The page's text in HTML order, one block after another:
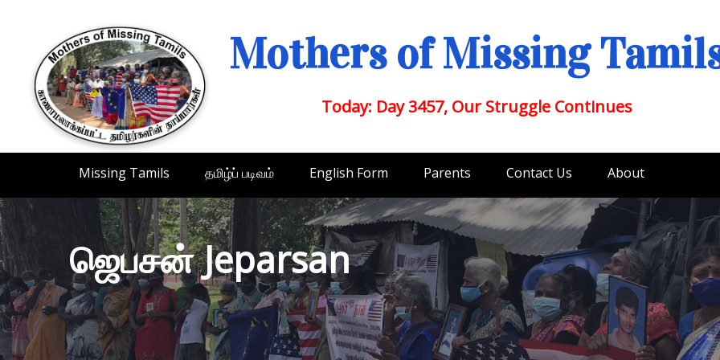
Mothers of Missing
Today: Day 3457, Our Struggle Continues
Missing Tamils தமிழ்ப் படிவம் English Form Parents Contact Us About
ஜெபசன் Jeparsan